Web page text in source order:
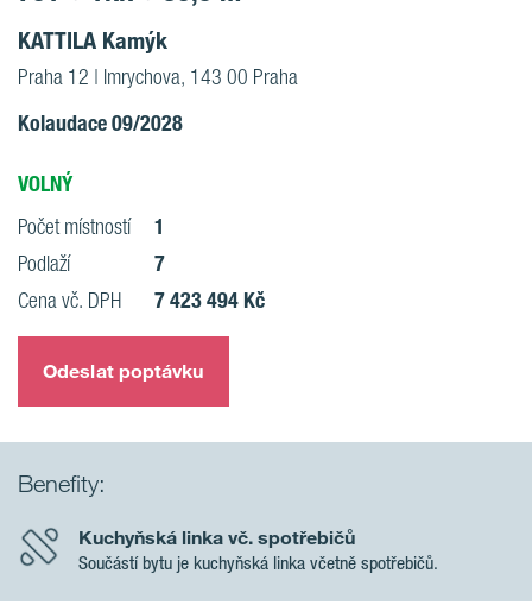
KATTILA Kamýk
Praha 12 | Imrychova, 143 00 Praha
Kolaudace 09/2028
VOLNÝ
Počet místností 1
Podlaží 7
Cena vč. DPH 7 423 494 Kč
Odeslat poptávku
Benefity:
Kuchyňská linka vč. spotřebičů
Součástí bytu je kuchyňská linka včetně spotřebičů.